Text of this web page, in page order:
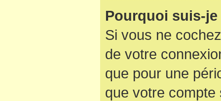
Pourquoi suis-
Si vous ne
de votre
que pour une
que votre compte